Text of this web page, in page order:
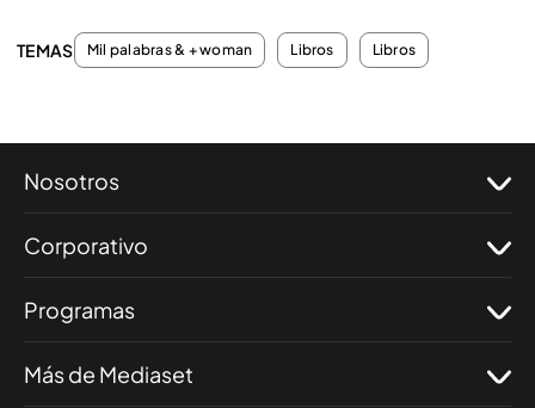
TEMAS Mil palabras & + woman Libros Libros
Nosotros
Corporativo
Programas
Más de Mediaset